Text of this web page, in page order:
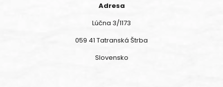
Adresa
Lúčna 3/1173
059 41 Tatranská Štrba
Slovensko